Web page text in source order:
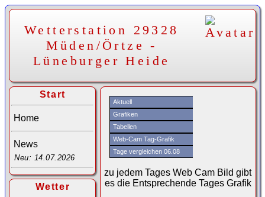
Wetterstation 29328
Müden/Örtze -
Lüneburger Heide
Start
Home
News
Neu: 14.07.2026
Wetter
Aktuell
Grafiken
Tabellen
Web-Cam Tag-Grafik
Tage vergleichen 06.08
zu jedem Tages Web Cam Bild gibt
es die Entsprechende Tages Grafik